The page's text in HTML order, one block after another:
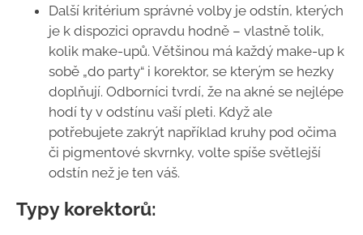
Další kritérium správné volby je odstín, kterých
je k dispozici opravdu hodně – vlastně tolik,
kolik make-upů. Většinou má každý make-up k
sobě „do party“ i korektor, se kterým se hezky
doplňují. Odborníci tvrdí, že na akné se nejlépe
hodí ty v odstínu vaší pleti. Když ale
potřebujete zakrýt například kruhy pod očima
či pigmentové skvrnky, volte spíše světlejší
odstín než je ten váš.
Typy korektorů: